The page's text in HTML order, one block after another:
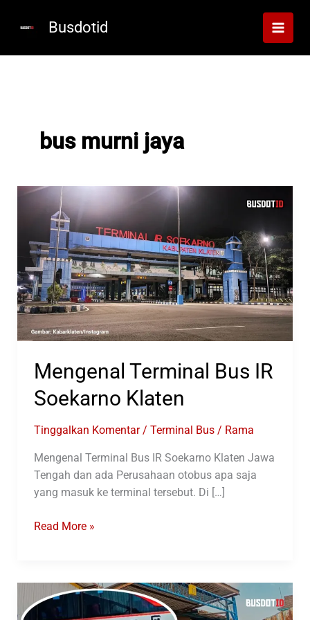
Busdotid
bus murni jaya
Mengenal Terminal Bus IR
Soekarno Klaten
Tinggalkan Komentar / Terminal Bus/ Rama
Mengenal Terminal Bus IR Soekarno Klaten Jawa
Tengah dan ada Perusahaan otobus apa saja
yang masuk ke terminal tersebut. Di […]
Mengenal
Soekarno
Klaten
Read More »